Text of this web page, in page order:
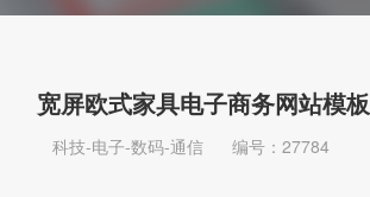
宽屏欧式家具电子商务网站模板
科技-电子-数码-通信 编号：27784